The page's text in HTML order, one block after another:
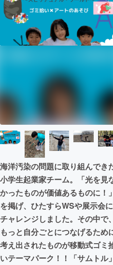
テクノロジー・ガジ
映像・映画
まちづくり・地域活
CAMPFIRE for Social
CAMPFIREふるさと納税
海洋汚染の問題に取り組んでき
小学生起業家チーム。「光を見
かったものが価値あるものに！」
を掲げ、ひたすらWSや展示会に
チャレンジしました。その中で、
もっと自分ごとにつなげるため
考え出されたものが移動式ゴミ
いテーマパーク！！「サムトル」